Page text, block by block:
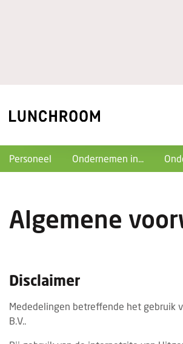
Personeel Ondernemen in...
Algemene
Disclaimer
Mededelingen betreffende het gebruik
B.V..